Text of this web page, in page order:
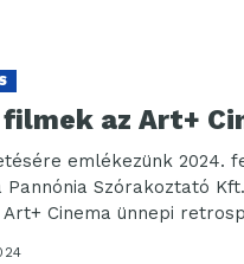
az Art+
emlékezünk 2024.
Pannónia Szórakoztató
Cinema ünnepi